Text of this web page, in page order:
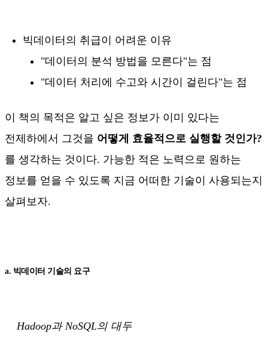
빅데이터의 취급이 어려운 이유
"데이터의 분석 방법을 모른다"는 점
"데이터 처리에 수고와 시간이 걸린다"는 점
이 책의 목적은 알고 싶은 정보가 이미 있다는
전제하에서 그것을 어떻게 효율적으로 실행할 것인가?
를 생각하는 것이다. 가능한 적은 노력으로 원하는
정보를 얻을 수 있도록 지금 어떠한 기술이 사용되는지
살펴보자.
a. 빅데이터 기술의 요구
Hadoop과 NoSQL의 대두